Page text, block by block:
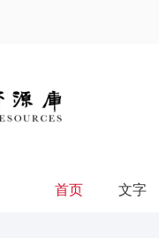
首页 文字